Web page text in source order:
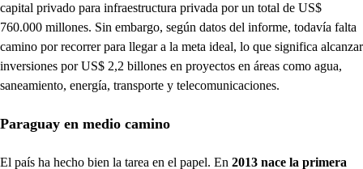
capital privado para infraestructura privada por un total de US$
760.000 millones. Sin embargo, según datos del informe, todavía falta
camino por recorrer para llegar a la meta ideal, lo que significa alcanzar
inversiones por US$ 2,2 billones en proyectos en áreas como agua,
saneamiento, energía, transporte y telecomunicaciones.
Paraguay en medio camino
El país ha hecho bien la tarea en el papel. En 2013 nace la primera